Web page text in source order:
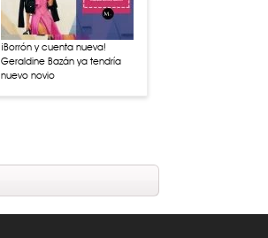
¡Borrón y cuenta nueva!
Geraldine Bazán ya tendría
nuevo novio